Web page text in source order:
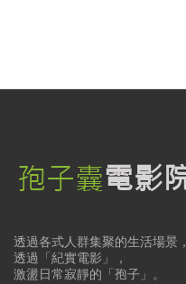
透過各式人群集聚的生活場景，
透過「紀實電影」，
激盪日常寂靜的「孢子」。